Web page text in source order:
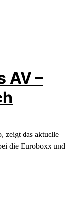
AV –
zeigt das aktuelle
die Euroboxx und